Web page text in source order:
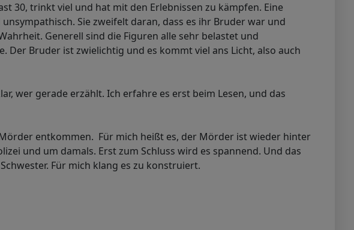
30, trinkt viel und hat mit den Erlebnissen zu kämpfen. Eine
Sie zweifelt daran, dass es ihr Bruder war und
Generell sind die Figuren alle sehr belastet und
Der Bruder ist zwielichtig und es kommt viel ans Licht, also auch
wer gerade erzählt. Ich erfahre es erst beim Lesen, und das
entkommen. Für mich heißt es, der Mörder ist wieder hinter
und um damals. Erst zum Schluss wird es spannend. Und das
Für mich klang es zu konstruiert.